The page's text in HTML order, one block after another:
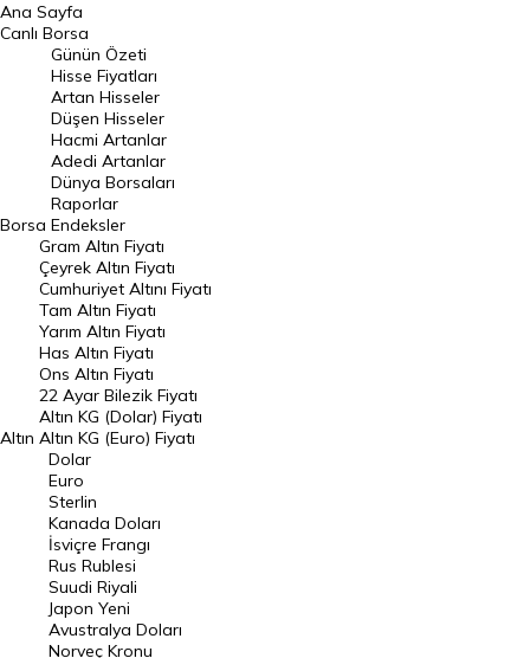
BIST 100 Hisseleri
En Çok Artan Hisseler
En Çok Düşen Hisseler
Hacmi Artanlar
Geçmiş Kapanışlar
Dünya Borsaları
Raporlar
Endeksler
DÖVİZ
Döviz Kuru
Dolar Kuru
Euro Kuru
Pound Kuru
Frank Kuru
Riyal Kuru
Avustralya Doları
Danimarka Kronu Kuru
Ana Sayfa
Canlı Borsa
Borsa
Günün Özeti
Hisse Fiyatları
Artan Hisseler
Düşen Hisseler
Hacmi Artanlar
Adedi Artanlar
Dünya Borsaları
Raporlar
Endeksler
Altın
Gram Altın Fiyatı
Çeyrek Altın Fiyatı
Cumhuriyet Altını Fiyatı
Tam Altın Fiyatı
Yarım Altın Fiyatı
Has Altın Fiyatı
Ons Altın Fiyatı
22 Ayar Bilezik Fiyatı
Altın KG (Dolar) Fiyatı
Altın KG (Euro) Fiyatı
Dolar
Euro
Sterlin
Kanada Doları
İsviçre Frangı
Rus Rublesi
Suudi Riyali
Japon Yeni
Avustralya Doları
Norveç Kronu